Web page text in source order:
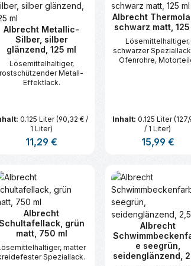
den gewünschten Wert
Albrecht Metallic-
Silber, silber
glänzend, 125 ml
Lösemittelhaltiger,
rostschützender Metall-
Effektlack.
0.125 Liter(90,32 € /
1 Liter)
Regulärer Preis:
11,29 €
Produkt Anzahl: Gib den
Albrecht
schwarz matt, 125
Lösemittelhaltiger,
schwarzer
Ofenrohre,
Inhalt:0.125 Liter
/ 1 Liter)
Regulärer Preis:
15,99 €
Produkt
Albrecht
grün
matt, 750 ml
matter
Speziallack.
Albrecht
e seegrün,
seidenglänzend,